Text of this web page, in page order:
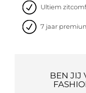
Ultiem
7 jaar
BEN JIJ